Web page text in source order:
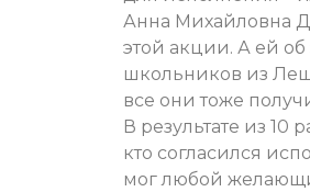
Анна Михайловна
этой акции. А ей об
школьников из
все они тоже
В результате из
кто согласился
мог любой